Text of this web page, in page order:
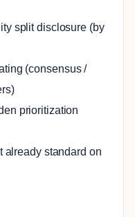
split disclosure (by
(consensus /
prioritization
already standard on